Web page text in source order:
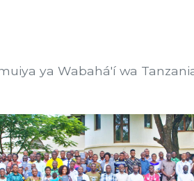
ya Wabahá'í wa